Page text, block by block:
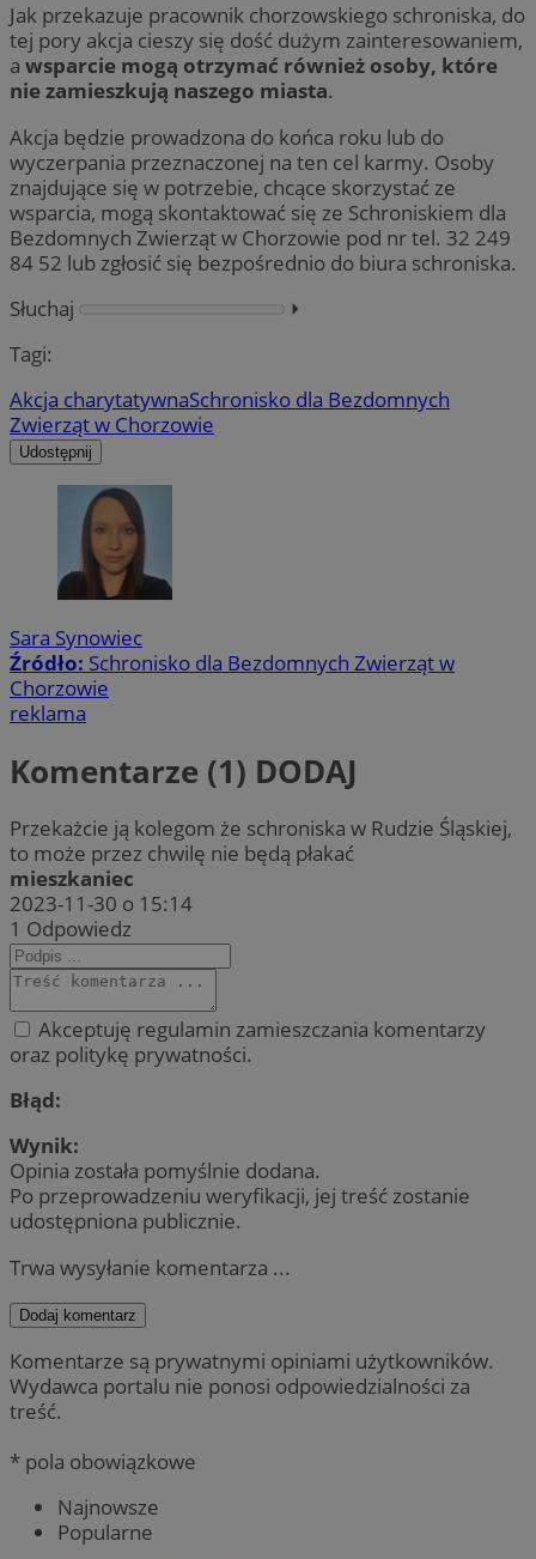
Jak przekazuje pracownik chorzowskiego schroniska, do
tej pory akcja cieszy się dość dużym zainteresowaniem,
a wsparcie mogą otrzymać również osoby, które
nie zamieszkują naszego miasta.
Akcja będzie prowadzona do końca roku lub do
wyczerpania przeznaczonej na ten cel karmy. Osoby
znajdujące się w potrzebie, chcące skorzystać ze
wsparcia, mogą skontaktować się ze Schroniskiem dla
Bezdomnych Zwierząt w Chorzowie pod nr tel. 32 249
84 52 lub zgłosić się bezpośrednio do biura schroniska.
Słuchaj
⏵︎
Tagi:
Akcja charytatywnaSchronisko dla Bezdomnych
Zwierząt w Chorzowie
Udostępnij
Sara Synowiec
Źródło: Schronisko dla Bezdomnych Zwierząt w
Chorzowie
reklama
Komentarze (1) DODAJ
Przekażcie ją kolegom że schroniska w Rudzie Śląskiej,
to może przez chwilę nie będą płakać
mieszkaniec
2023-11-30 o 15:14
1 Odpowiedz
Akceptuję regulamin zamieszczania komentarzy
oraz politykę prywatności.
Błąd:
Wynik:
Opinia została pomyślnie dodana.
Po przeprowadzeniu weryfikacji, jej treść zostanie
udostępniona publicznie.
Trwa wysyłanie komentarza ...
Dodaj komentarz
Komentarze są prywatnymi opiniami użytkowników.
Wydawca portalu nie ponosi odpowiedzialności za
treść.
* pola obowiązkowe
Najnowsze
Popularne